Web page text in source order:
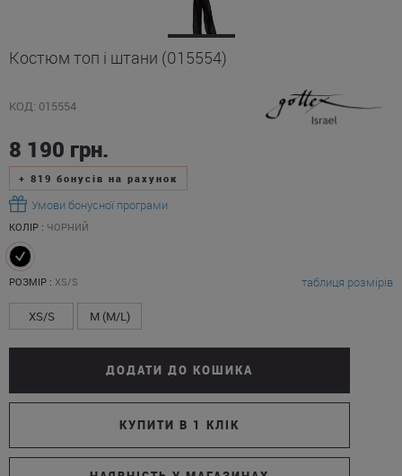
Костюм топ і штани (015554)
КОД: 015554
8 190 грн.
+ 819 бонусів на рахунок
Умови бонусної програми
КОЛІР : ЧОРНИЙ
РОЗМІР : XS/S таблиця розмірів
XS/S M (M/L)
ДОДАТИ ДО КОШИКА
КУПИТИ В 1 КЛІК